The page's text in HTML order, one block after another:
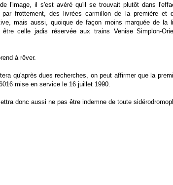
l'image, il s'est avéré qu'il se trouvait plutôt dans
par frottement, des livrées carmillon de la première et
mais aussi, quoique de façon moins marquée de la
être celle jadis réservée aux trains Venise Simplon-
à rêver.
qu'après dues recherches, on peut affirmer que la
mise en service le 16 juillet 1990.
donc aussi ne pas être indemne de toute